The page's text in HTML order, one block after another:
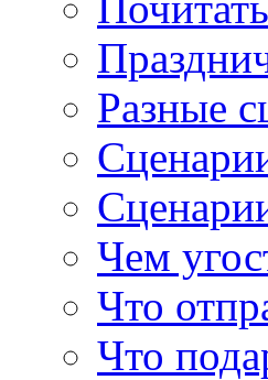
Разные
Чем
Что
Что